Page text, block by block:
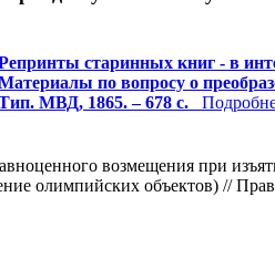
старинных книг - в
по вопросу о
МВД, 1865. – 678 с.
возмещения при
олимпийских объектов) //